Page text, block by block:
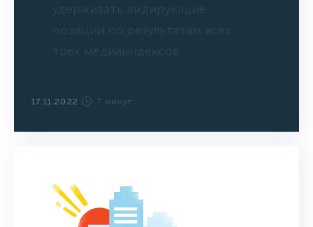
удерживать лидирующие
позиции по результатам всех
трех медиаиндексов.
17.11.2022 7 минут